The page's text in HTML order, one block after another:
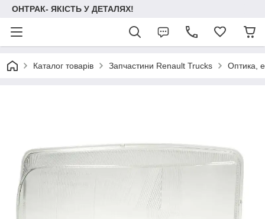
ОНТРАК- ЯКІСТЬ У ДЕТАЛЯХ!
Каталог товарів Запчастини Renault Trucks Оптика,